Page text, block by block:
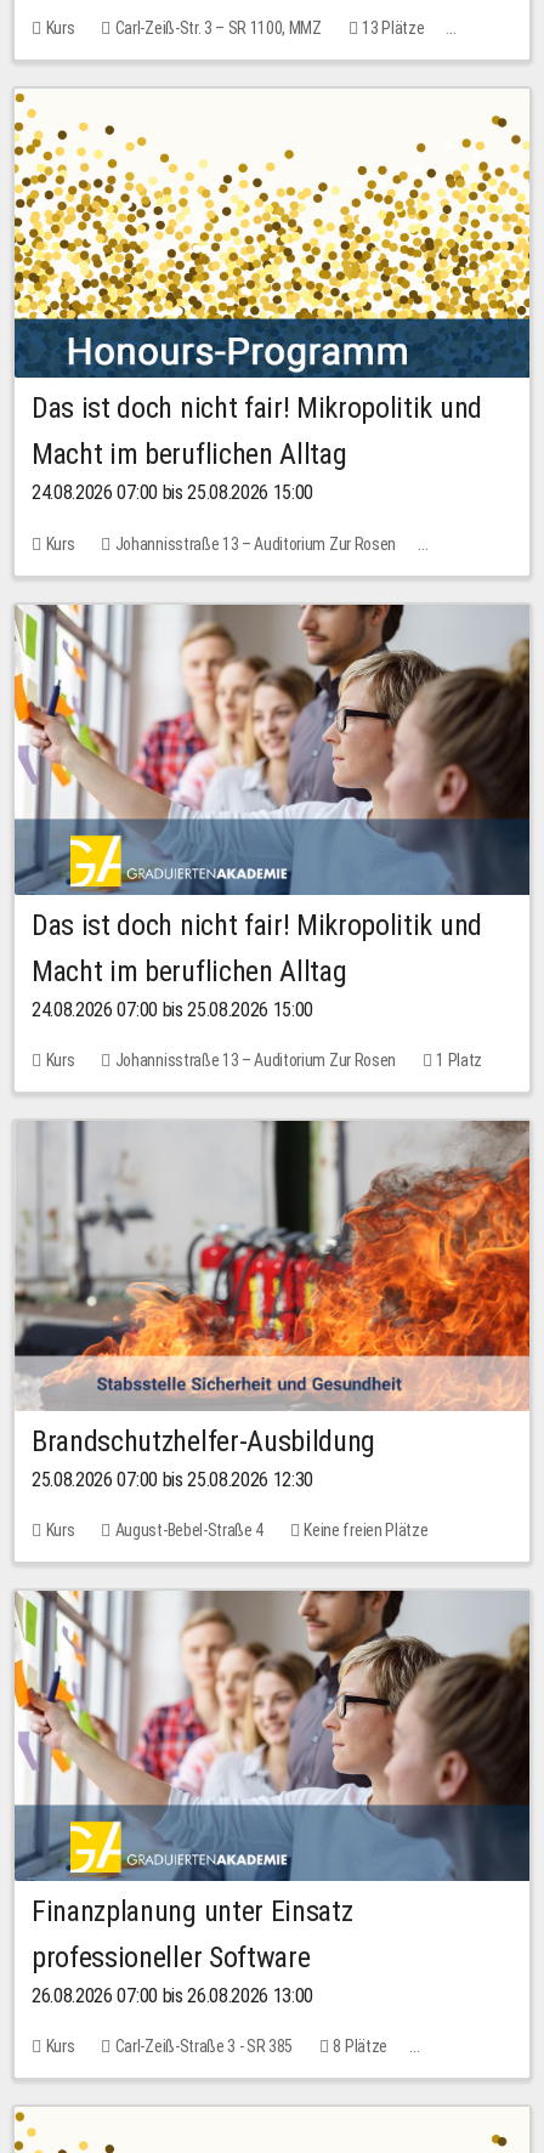
Kurs Carl-Zeiß-Str. 3 – SR 1100, MMZ
13 Plätze
10,00 EUR
Das ist doch nicht fair! Mikropolitik und
Macht im beruflichen Alltag
24.08.2026 07:00 bis 25.08.2026 15:00
Kurs
Johannisstraße 13 – Auditorium Zur Rosen
Keine freien Plätze
Das ist doch nicht fair! Mikropolitik und
Macht im beruflichen Alltag
24.08.2026 07:00 bis 25.08.2026 15:00
Kurs Johannisstraße 13 – Auditorium Zur Rosen
1 Platz
30,00 EUR
Brandschutzhelfer-Ausbildung
25.08.2026 07:00 bis 25.08.2026 12:30
Kurs August-Bebel-Straße 4 Keine freien Plätze
Finanzplanung unter Einsatz
professioneller Software
26.08.2026 07:00 bis 26.08.2026 13:00
Kurs Carl-Zeiß-Straße 3 - SR 385
8 Plätze
20,00 EUR